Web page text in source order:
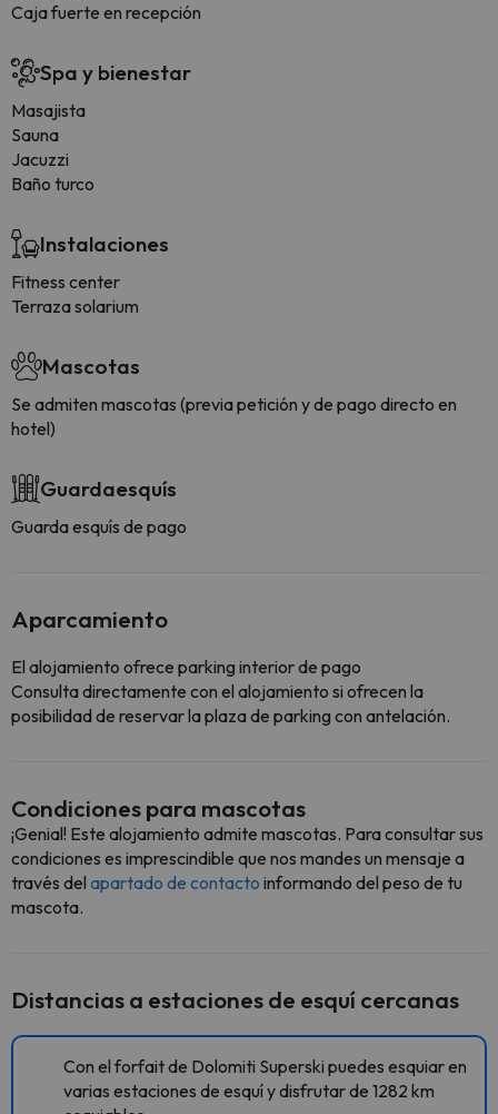
Caja fuerte en recepción
Spa y bienestar
Masajista
Sauna
Jacuzzi
Baño turco
Instalaciones
Fitness center
Terraza solarium
Mascotas
Se admiten mascotas (previa petición y de pago directo en
hotel)
Guardaesquís
Guarda esquís de pago
Aparcamiento
El alojamiento ofrece parking interior de pago
Consulta directamente con el alojamiento si ofrecen la
posibilidad de reservar la plaza de parking con antelación.
Condiciones para mascotas
¡Genial! Este alojamiento admite mascotas. Para consultar sus
condiciones es imprescindible que nos mandes un mensaje a
través del apartado de contacto informando del peso de tu
mascota.
Distancias a estaciones de esquí cercanas
Con el forfait de Dolomiti Superski puedes esquiar en
varias estaciones de esquí y disfrutar de 1282 km